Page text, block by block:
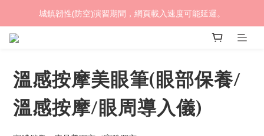
(熱銷加開優惠) 限時滿額贈🎁 LED循環涼風桌扇
城鎮韌性(防空)演習期間，網頁載入速度可能延遲。
(熱銷加開優惠) 限時滿額贈🎁 LED循環涼風桌扇
溫感按摩美眼筆(眼部保養/
溫感按摩/眼周導入儀)